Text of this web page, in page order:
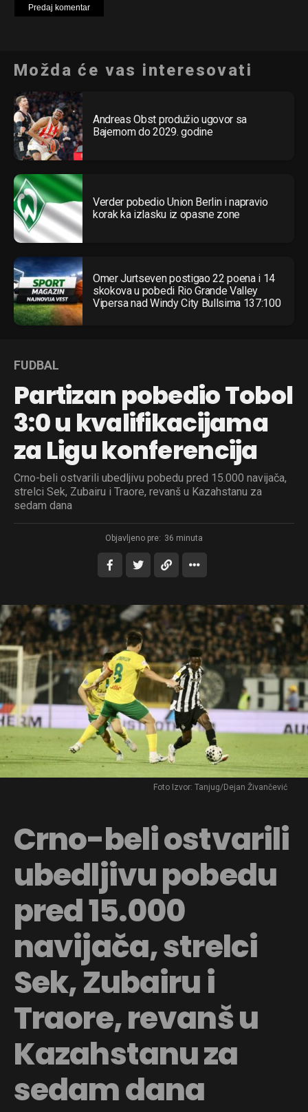
Možda će vas interesovati
Andreas Obst produžio ugovor sa
Bajernom do 2029. godine
Verder pobedio Union Berlin i napravio
korak ka izlasku iz opasne zone
Omer Jurtseven postigao 22 poena i 14
skokova u pobedi Rio Grande Valley
Vipersa nad Windy City Bullsima 137:100
FUDBAL
Partizan pobedio Tobol
3:0 u kvalifikacijama
za Ligu konferencija
Crno-beli ostvarili ubedljivu pobedu pred 15.000 navijača,
strelci Sek, Zubairu i Traore, revanš u Kazahstanu za
sedam dana
Objavljeno pre: 36 minuta
Foto Izvor: Tanjug/Dejan Živančević
Crno-beli ostvarili
ubedljivu pobedu
pred 15.000
navijača, strelci
Sek, Zubairu i
Traore, revanš u
Kazahstanu za
sedam dana